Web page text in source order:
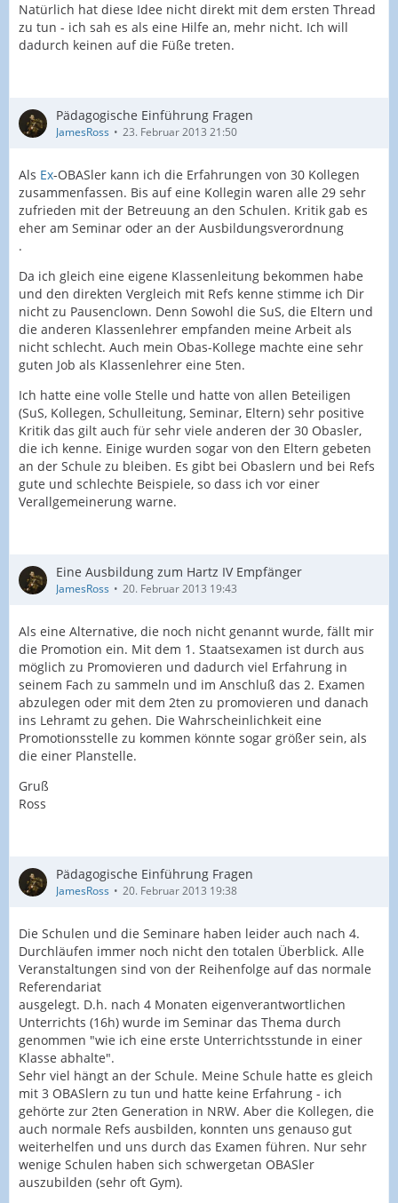
Natürlich hat diese Idee nicht direkt mit dem ersten Thread
zu tun - ich sah es als eine Hilfe an, mehr nicht. Ich will
dadurch keinen auf die Füße treten.
Pädagogische Einführung Fragen
JamesRoss 23. Februar 2013 21:50
Als Ex-OBASler kann ich die Erfahrungen von 30 Kollegen
zusammenfassen. Bis auf eine Kollegin waren alle 29 sehr
zufrieden mit der Betreuung an den Schulen. Kritik gab es
eher am Seminar oder an der Ausbildungsverordnung
.
Da ich gleich eine eigene Klassenleitung bekommen habe
und den direkten Vergleich mit Refs kenne stimme ich Dir
nicht zu Pausenclown. Denn Sowohl die SuS, die Eltern und
die anderen Klassenlehrer empfanden meine Arbeit als
nicht schlecht. Auch mein Obas-Kollege machte eine sehr
guten Job als Klassenlehrer eine 5ten.
Ich hatte eine volle Stelle und hatte von allen Beteiligen
(SuS, Kollegen, Schulleitung, Seminar, Eltern) sehr positive
Kritik das gilt auch für sehr viele anderen der 30 Obasler,
die ich kenne. Einige wurden sogar von den Eltern gebeten
an der Schule zu bleiben. Es gibt bei Obaslern und bei Refs
gute und schlechte Beispiele, so dass ich vor einer
Verallgemeinerung warne.
Eine Ausbildung zum Hartz IV Empfänger
JamesRoss 20. Februar 2013 19:43
Als eine Alternative, die noch nicht genannt wurde, fällt mir
die Promotion ein. Mit dem 1. Staatsexamen ist durch aus
möglich zu Promovieren und dadurch viel Erfahrung in
seinem Fach zu sammeln und im Anschluß das 2. Examen
abzulegen oder mit dem 2ten zu promovieren und danach
ins Lehramt zu gehen. Die Wahrscheinlichkeit eine
Promotionsstelle zu kommen könnte sogar größer sein, als
die einer Planstelle.
Gruß
Ross
Pädagogische Einführung Fragen
JamesRoss 20. Februar 2013 19:38
Die Schulen und die Seminare haben leider auch nach 4.
Durchläufen immer noch nicht den totalen Überblick. Alle
Veranstaltungen sind von der Reihenfolge auf das normale
Referendariat
ausgelegt. D.h. nach 4 Monaten eigenverantwortlichen
Unterrichts (16h) wurde im Seminar das Thema durch
genommen "wie ich eine erste Unterrichtsstunde in einer
Klasse abhalte".
Sehr viel hängt an der Schule. Meine Schule hatte es gleich
mit 3 OBASlern zu tun und hatte keine Erfahrung - ich
gehörte zur 2ten Generation in NRW. Aber die Kollegen, die
auch normale Refs ausbilden, konnten uns genauso gut
weiterhelfen und uns durch das Examen führen. Nur sehr
wenige Schulen haben sich schwergetan OBASler
auszubilden (sehr oft Gym).